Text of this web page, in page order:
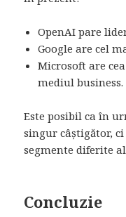
OpenAI pare
Google are cel
Microsoft are
mediul business.
Este posibil ca în
singur câștigător,
segmente diferite
Concluzie